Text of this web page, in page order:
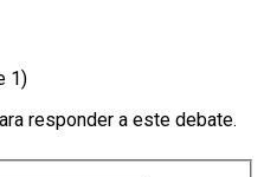
1)
responder a este debate.